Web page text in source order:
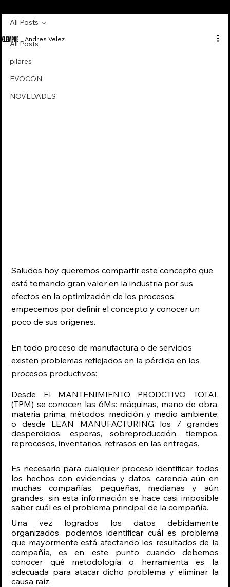
All Posts
pilares
EVOCON
NOVEDADES
All Posts
Andres Velez
Saludos hoy queremos compartir este concepto que
está tomando gran valor en la industria por sus
efectos en la optimización de los procesos,
empecemos por definir el concepto y conocer un
poco de sus orígenes.
En todo proceso de manufactura o de servicios
existen problemas reflejados en la pérdida en los
procesos productivos:
Desde El MANTENIMIENTO PRODCTIVO TOTAL
(TPM) se conocen las 6Ms: máquinas, mano de obra,
materia prima, métodos, medición y medio ambiente;
o desde LEAN MANUFACTURING los 7 grandes
desperdicios: esperas, sobreproducción, tiempos,
reprocesos, inventarios, retrasos en las entregas.
Es necesario para cualquier proceso identificar todos
los hechos con evidencias y datos, carencia aún en
muchas compañías, pequeñas, medianas y aún
grandes, sin esta información se hace casi imposible
saber cuál es el problema principal de la compañía.
Una vez logrados los datos debidamente
organizados, podemos identificar cuál es problema
que mayormente está afectando los resultados de la
compañía, es en este punto cuando debemos
conocer qué metodología o herramienta es la
adecuada para atacar dicho problema y eliminar la
causa raíz.